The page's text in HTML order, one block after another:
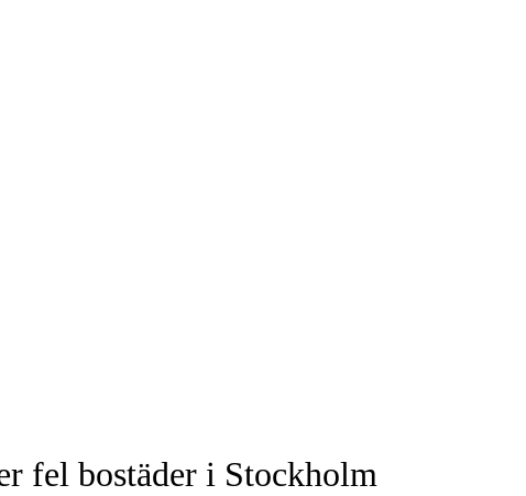
fel bostäder i Stockholm